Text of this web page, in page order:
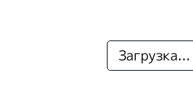
Загрузка...